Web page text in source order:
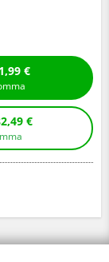
per 101,99 €
per 82,49 €